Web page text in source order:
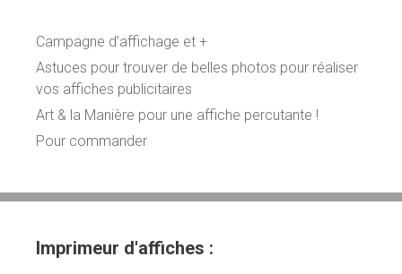
Campagne d’affichage et +
Astuces pour trouver de belles photos pour réaliser
vos affiches publicitaires
Art & la Manière pour une affiche percutante !
Pour commander
Imprimeur d'affiches :